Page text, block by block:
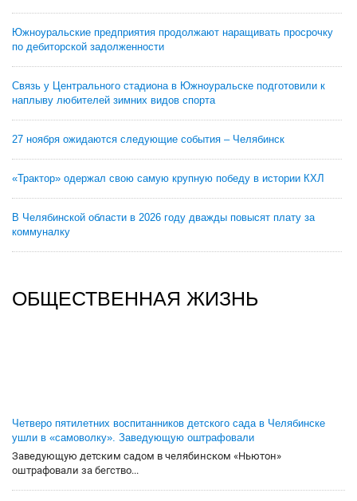
Южноуральские предприятия продолжают наращивать просрочку
по дебиторской задолженности
Связь у Центрального стадиона в Южноуральске подготовили к
наплыву любителей зимних видов спорта
27 ноября ожидаются следующие события – Челябинск
«Трактор» одержал свою самую крупную победу в истории КХЛ
В Челябинской области в 2026 году дважды повысят плату за
коммуналку
ОБЩЕСТВЕННАЯ ЖИЗНЬ
Четверо пятилетних воспитанников детского сада в Челябинске
ушли в «самоволку». Заведующую оштрафовали
Заведующую детским садом в челябинском «Ньютон»
оштрафовали за бегство...